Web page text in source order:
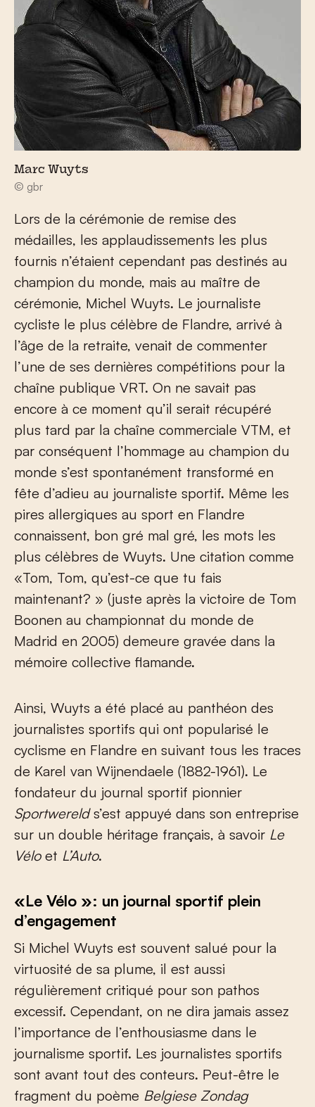
Marc Wuyts
© gbr
Lors de la cérémonie de remise des
médailles, les applaudissements les plus
fournis n’étaient cependant pas destinés au
champion du monde, mais au maître de
cérémonie, Michel Wuyts. Le journaliste
cycliste le plus célèbre de Flandre, arrivé à
l’âge de la retraite, venait de commenter
l’une de ses dernières compétitions pour la
chaîne publique VRT. On ne savait pas
encore à ce moment qu’il serait récupéré
plus tard par la chaîne commerciale VTM, et
par conséquent l’hommage au champion du
monde s’est spontanément transformé en
fête d’adieu au journaliste sportif. Même les
pires allergiques au sport en Flandre
connaissent, bon gré mal gré, les mots les
plus célèbres de Wuyts. Une citation comme
«Tom, Tom, qu’est-ce que tu fais
maintenant? » (juste après la victoire de Tom
Boonen au championnat du monde de
Madrid en 2005) demeure gravée dans la
mémoire collective flamande.
Ainsi, Wuyts a été placé au panthéon des
journalistes sportifs qui ont popularisé le
cyclisme en Flandre en suivant tous les traces
de Karel van Wijnendaele (1882-1961). Le
fondateur du journal sportif pionnier
Sportwerelds’est appuyé dans son entreprise
sur un double héritage français, à savoir Le
Véloet L’Auto.
«Le Vélo »: un journal sportif plein
d’engagement
Si Michel Wuyts est souvent salué pour la
virtuosité de sa plume, il est aussi
régulièrement critiqué pour son pathos
excessif. Cependant, on ne dira jamais assez
l’importance de l’enthousiasme dans le
journalisme sportif. Les journalistes sportifs
sont avant tout des conteurs. Peut-être le
fragment du poème Belgiese Zondag